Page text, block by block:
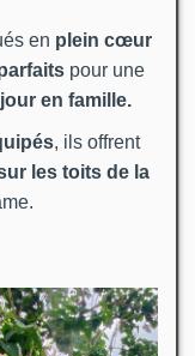
en plein cœur
pour une
en famille.
, ils offrent
les toits de la
Next